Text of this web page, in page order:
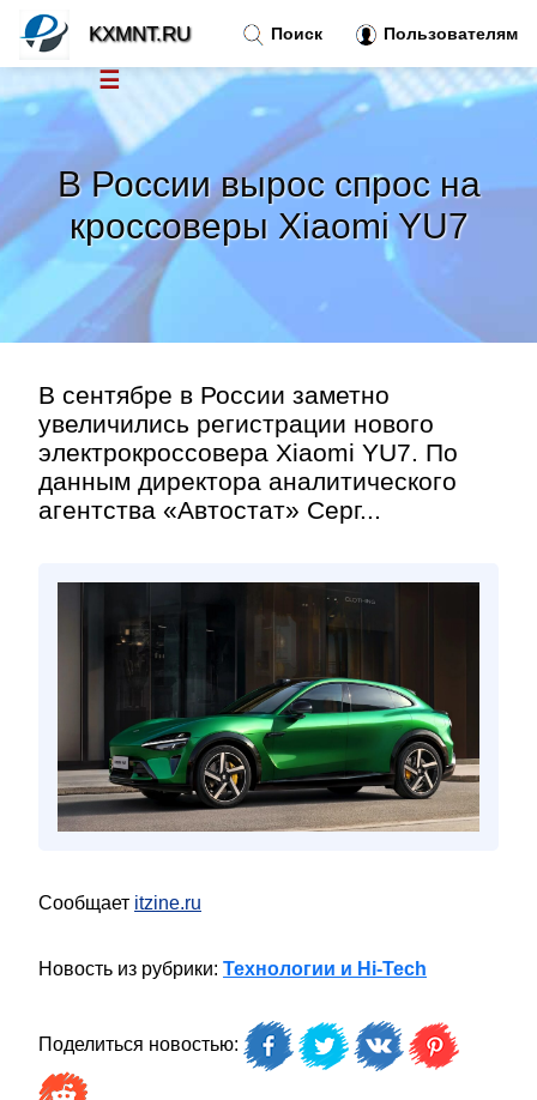
В России вырос спрос на
кроссоверы Xiaomi YU7
В сентябре в России заметно
увеличились регистрации нового
электрокроссовера Xiaomi YU7. По
данным директора аналитического
агентства «Автостат» Серг...
Сообщает itzine.ru
Новость из рубрики: Технологии и Hi-Tech
Поделиться новостью:
Поиск Пользователям
KXMNT.RU
☰
Новости
Тренды новостей»
Рубрики»
Правила»
Контакт»